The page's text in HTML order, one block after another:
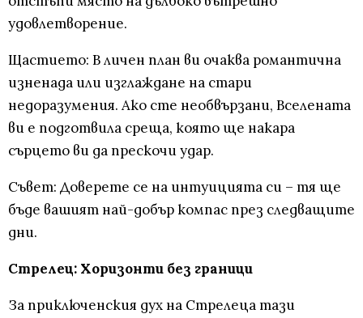
удовлетворение.
Щастието: В личен план ви очаква романтична
изненада или изглаждане на стари
недоразумения. Ако сте необвързани, Вселената
ви е подготвила среща, която ще накара
сърцето ви да прескочи удар.
Съвет: Доверете се на интуицията си – тя ще
бъде вашият най-добър компас през следващите
дни.
Стрелец: Хоризонти без граници
За приключенския дух на Стрелеца тази